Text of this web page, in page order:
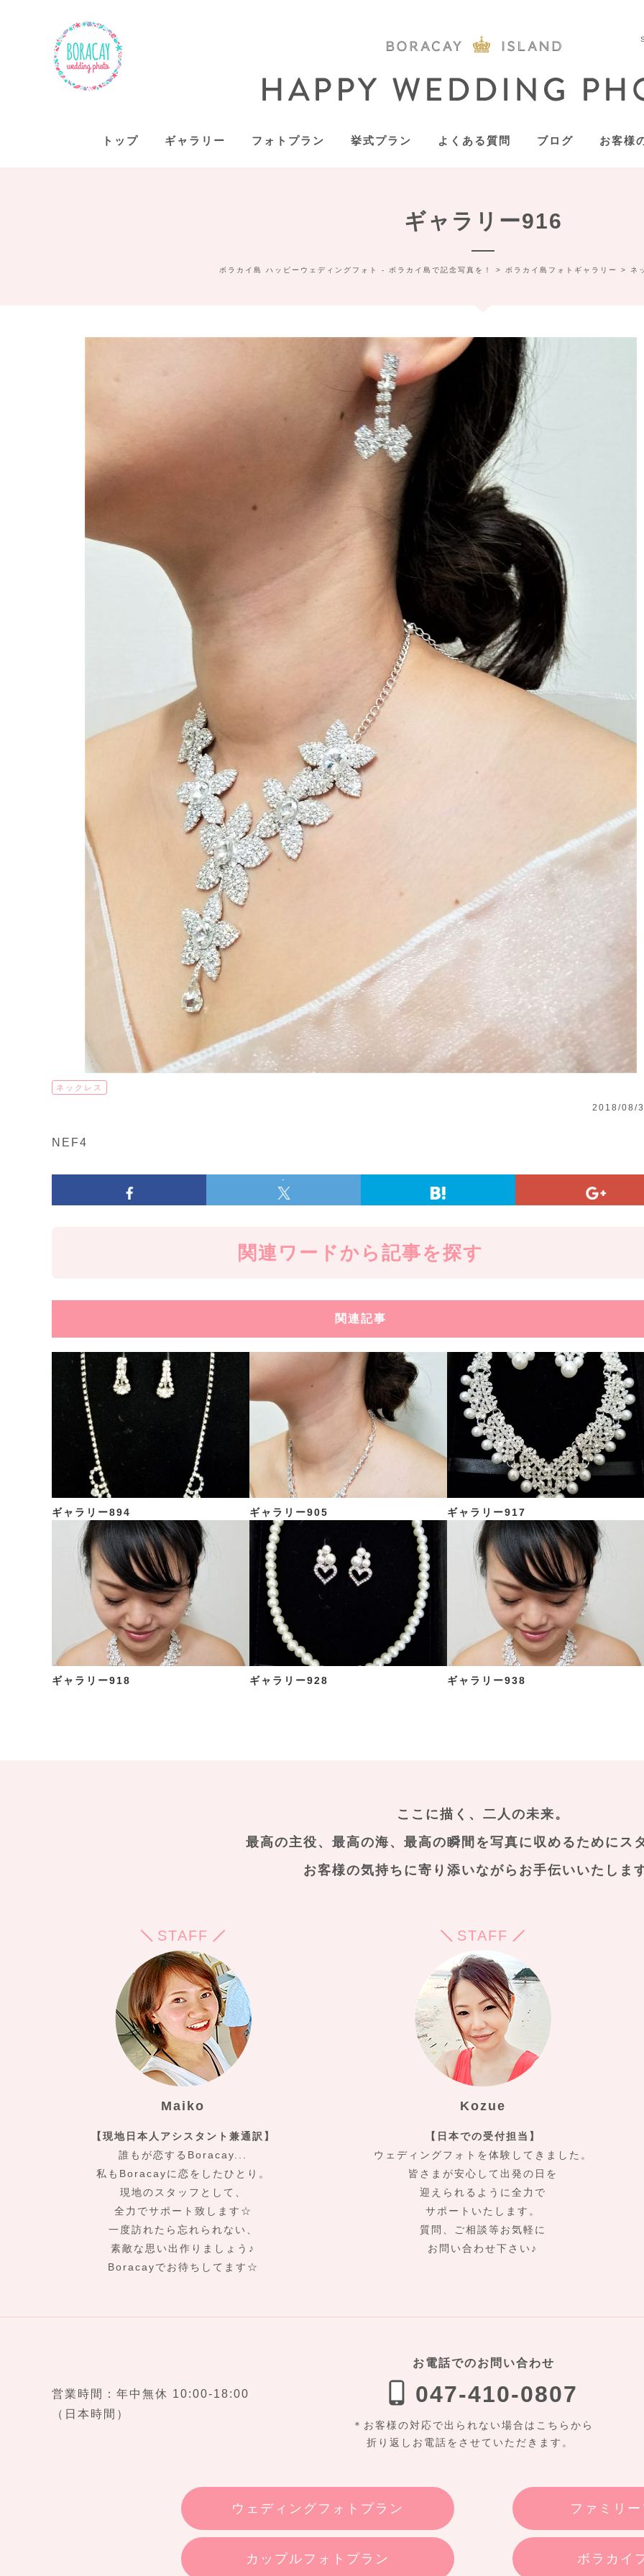
トップ ギャラリー フォトプラン 挙式プラン よくある質問 ブログ お客様
ギャラリー916
ボラカイ島 ハッピーウェディングフォト - ボラカイ島で記念写真を！ > ボラカイ島フォトギャラリー > ネ
ネックレス
2018/08/
NEF4
-
関連ワードから記事を探す
関連記事
ギャラリー894 ギャラリー905 ギャラリー917
ギャラリー918 ギャラリー928 ギャラリー938
ここに描く、二人の未来。
最高の主役、最高の海、最高の瞬間を写真に収めるためにス
お客様の気持ちに寄り添いながらお手伝いいたします
STAFF
Maiko
【現地日本人アシスタント兼通訳】
誰もが恋するBoracay...
私もBoracayに恋をしたひとり。
現地のスタッフとして、
全力でサポート致します☆
一度訪れたら忘れられない、
素敵な思い出作りましょう♪
Boracayでお待ちしてます☆
STAFF
Kozue
【日本での受付担当】
ウェディングフォトを体験してきました。
皆さまが安心して出発の日を
迎えられるように全力で
サポートいたします。
質問、ご相談等お気軽に
お問い合わせ下さい♪
営業時間：年中無休 10:00-18:00
（日本時間）
お電話でのお問い合わせ
047-410-0807
＊お客様の対応で出られない場合はこちらから
折り返しお電話をさせていただきます。
ウェディングフォトプラン ファミリ
カップルフォトプラン ボラカイ